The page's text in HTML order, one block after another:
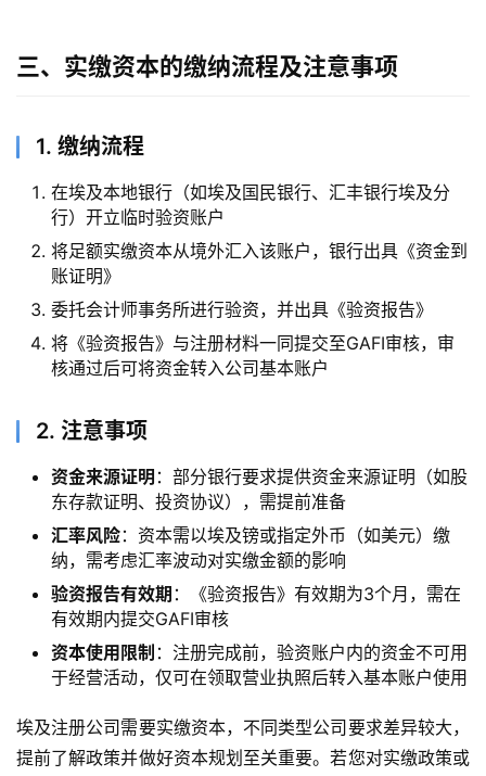
三、实缴资本的缴纳流程及注意事项
1. 缴纳流程
在埃及本地银行（如埃及国民银行、汇丰银行埃及分
行）开立临时验资账户
将足额实缴资本从境外汇入该账户，银行出具《资金到
账证明》
委托会计师事务所进行验资，并出具《验资报告》
将《验资报告》与注册材料一同提交至GAFI审核，审
核通过后可将资金转入公司基本账户
2. 注意事项
资金来源证明 ：部分银行要求提供资金来源证明（如股
东存款证明、投资协议），需提前准备
汇率风险：资本需以埃及镑或指定外币（如美元）缴
纳，需考虑汇率波动对实缴金额的影响
验资报告有效期 ：《验资报告》有效期为3个月，需在
有效期内提交GAFI审核
资本使用限制 ：注册完成前，验资账户内的资金不可用
于经营活动，仅可在领取营业执照后转入基本账户使用
埃及注册公司需要实缴资本，不同类型公司要求差异较大，
提前了解政策并做好资本规划至关重要。若您对实缴政策或